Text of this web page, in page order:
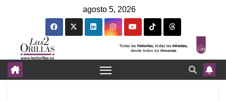
agosto 5, 2026